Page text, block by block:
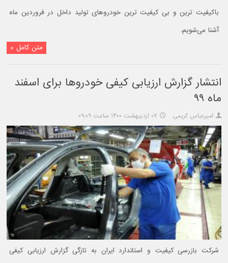
باکیفیت ترین و بی کیفیت ترین خودروهای تولید داخل در فروردین ماه
آشنا می‌شویم.
متن کامل »
انتشار گزارش ارزیابی کیفی خودروها برای اسفند
ماه ۹۹
امیرعباس کریمی ۰۷ اردیبهشت ۱۴۰۰ ساعت ۰۹:۰۹
شرکت بازرسی کیفیت و استاندارد ایران به تازگی گزارش ارزیابی کیفی